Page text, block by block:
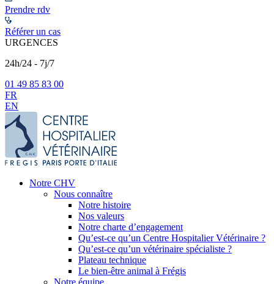
Prendre rdv
Référer un cas
URGENCES
24h/24 - 7j/7
01 49 85 83 00
FR
EN
Notre CHV
Nous connaître
Notre histoire
Nos valeurs
Notre charte d’engagement
Qu’est-ce qu’un Centre Hospitalier Vétérinaire ?
Qu’est-ce qu’un vétérinaire spécialiste ?
Plateau technique
Le bien-être animal à Frégis
Notre équipe